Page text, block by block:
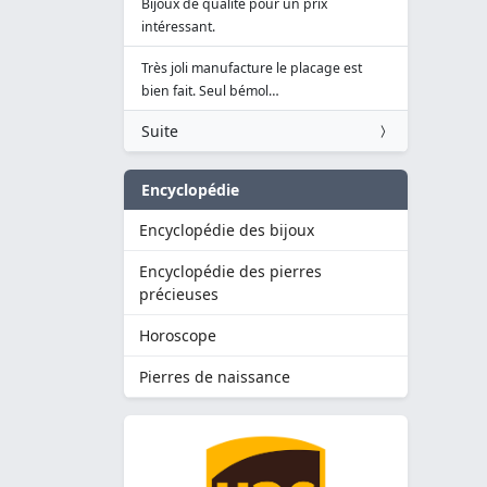
Bijoux de qualité pour un prix
intéressant.
Très joli manufacture le placage est
bien fait. Seul bémol…
Suite
Encyclopédie
Encyclopédie des bijoux
Encyclopédie des pierres
précieuses
Horoscope
Pierres de naissance